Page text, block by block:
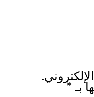
بـ *